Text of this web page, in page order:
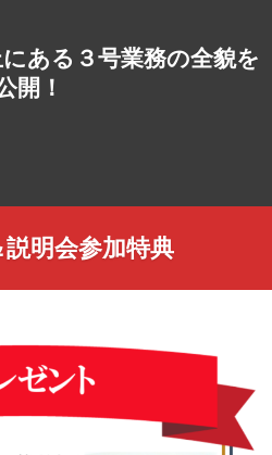
ある３号業務の全貌を
開！
明会参加特典